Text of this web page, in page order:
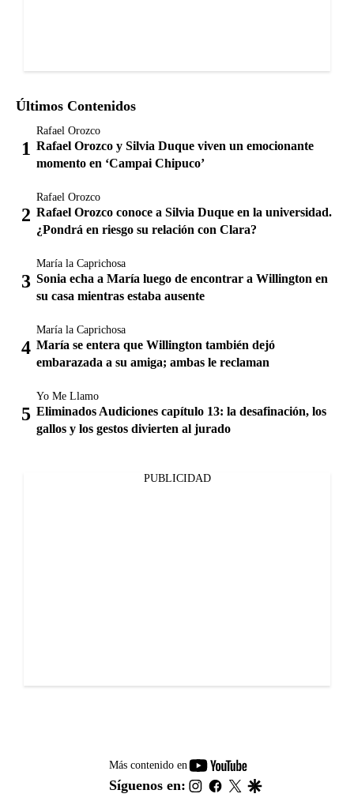
Últimos Contenidos
Rafael Orozco
Rafael Orozco y Silvia Duque viven un emocionante
momento en ‘Campai Chipuco’
Rafael Orozco
Rafael Orozco conoce a Silvia Duque en la universidad.
¿Pondrá en riesgo su relación con Clara?
María la Caprichosa
Sonia echa a María luego de encontrar a Willington en
su casa mientras estaba ausente
María la Caprichosa
María se entera que Willington también dejó
embarazada a su amiga; ambas le reclaman
Yo Me Llamo
Eliminados Audiciones capítulo 13: la desafinación, los
gallos y los gestos divierten al jurado
PUBLICIDAD
Más contenido en
youtube-
footer
Síguenos en: instagram
facebook
twitter